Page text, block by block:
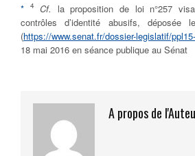
* 4 Cf. la proposition de loi n°257
contrôles d’identité abusifs, déposée
(https://www.senat.fr/dossier-legislatif/
18 mai 2016 en séance publique au Sénat
A propos de